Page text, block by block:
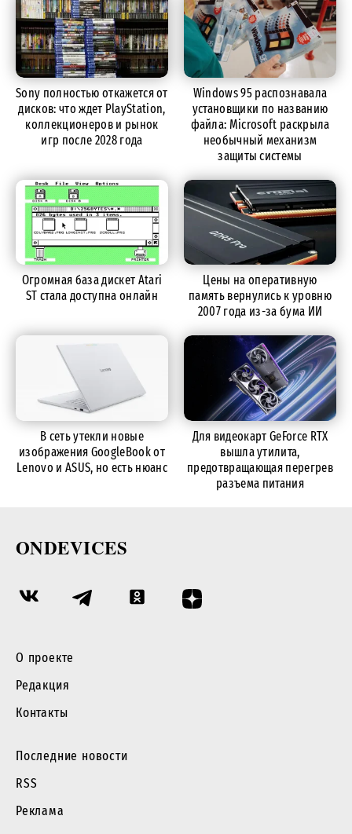
Sony полностью откажется от
дисков: что ждет PlayStation,
коллекционеров и рынок
игр после 2028 года
Windows 95 распознавала
установщики по названию
файла: Microsoft раскрыла
необычный механизм
защиты системы
Огромная база дискет Atari
ST стала доступна онлайн
Цены на оперативную
память вернулись к уровню
2007 года из-за бума ИИ
В сеть утекли новые
изображения GoogleBook от
Lenovo и ASUS, но есть нюанс
Для видеокарт GeForce RTX
вышла утилита,
предотвращающая перегрев
разъема питания
ONDEVICES
О проекте
Редакция
Контакты
Последние новости
RSS
Реклама